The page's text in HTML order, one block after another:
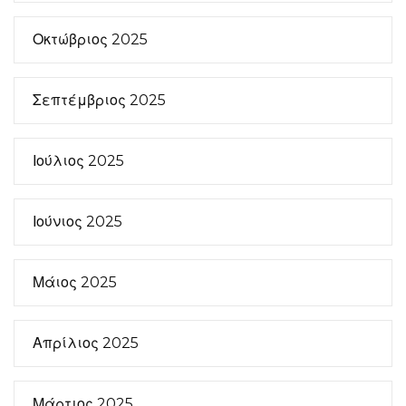
Οκτώβριος 2025
Σεπτέμβριος 2025
Ιούλιος 2025
Ιούνιος 2025
Μάιος 2025
Απρίλιος 2025